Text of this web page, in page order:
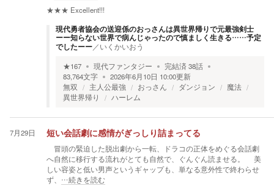
★★★ Excellent!!!
現代勇者協会の送迎係のおっさんは異世界帰りで元最強剣士
ーー知らない世界で病んじゃったので慎ましく生きる……予定
でしたーー／いくかいおう
★167 現代ファンタジー 完結済38話
83,764文字 2026年6月10日 10:00更新
無双
主人公最強 おっさん ダンジョン
魔法
異世界帰り
ハーレム
7月29日 短い会話劇に感情がぎっしり詰まってる
冒頭の緊迫した脱出劇から一転、ドラコの正体をめぐる会話劇
へ自然に移行する流れがとても自然で、ぐんぐん読ませる。 美
しい容姿と低い男声というギャップも、単なる意外性で終わらせ
ず、 …続きを読む